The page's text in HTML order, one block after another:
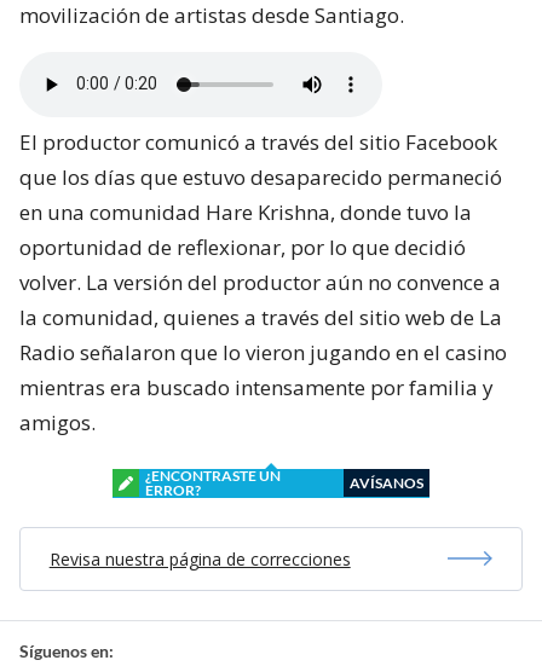
movilización de artistas desde Santiago.
El productor comunicó a través del sitio Facebook
que los días que estuvo desaparecido permaneció
en una comunidad Hare Krishna, donde tuvo la
oportunidad de reflexionar, por lo que decidió
volver. La versión del productor aún no convence a
la comunidad, quienes a través del sitio web de La
Radio señalaron que lo vieron jugando en el casino
mientras era buscado intensamente por familia y
amigos.
¿ENCONTRASTE UN
ERROR?
AVÍSANOS
Revisa nuestra página de correcciones
Síguenos en: